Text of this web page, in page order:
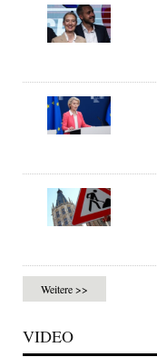
Weitere >>
VIDEO